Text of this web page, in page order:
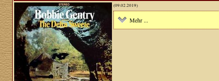
(09.02.2019)
Mehr ...